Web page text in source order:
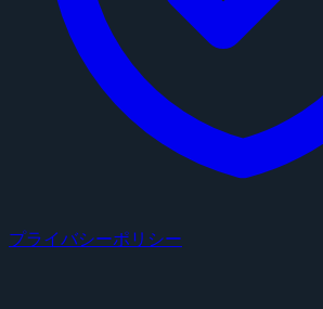
プライバシーポリシー